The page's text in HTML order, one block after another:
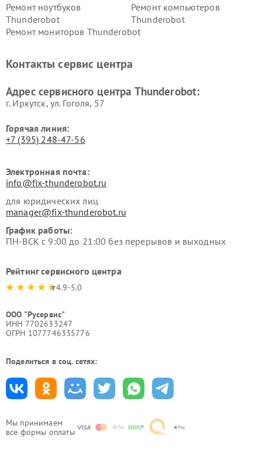
Мы принимаем
все формы оплаты
Ремонт ноутбуков
Thunderobot
Ремонт компьютеров
Thunderobot
Ремонт мониторов Thunderobot
Контакты сервис центра
Адрес сервисного центра Thunderobot:
г. Иркутск, ул. ​Гоголя, 57
Горячая линия:
+7 (395) 248-47-56
Электронная почта:
info@fix-thunderobot.ru
для юридических лиц
manager@fix-thunderobot.ru
График работы:
ПН-ВСК с 9:00 до 21:00 без перерывов и выходных
Рейтинг сервисного центра
4.9-5.0
ООО "Русервис"
ИНН 7702633247
ОГРН 1077746335776
Поделиться в соц. сетях: